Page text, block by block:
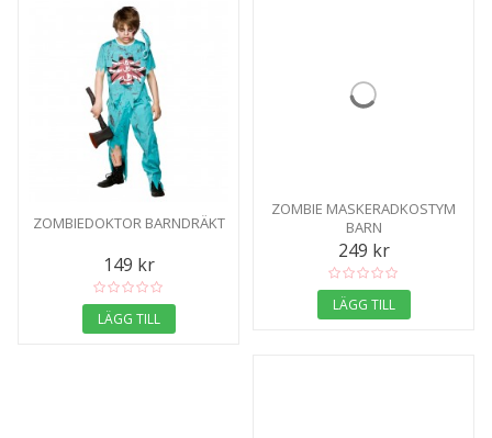
ZOMBIEDOKTOR BARNDRÄKT
149 kr
LÄGG TILL
ZOMBIE MASKERADKOSTYM
BARN
249 kr
LÄGG TILL